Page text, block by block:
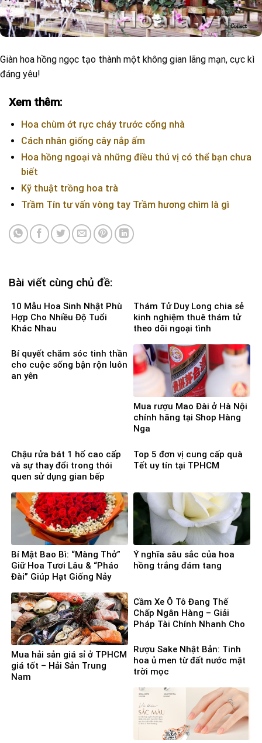
Giàn hoa hồng ngọc tạo thành một không gian lãng mạn, cực kì
đáng yêu!
Xem thêm:
Hoa chùm ớt rực cháy trước cổng nhà
Cách nhân giống cây nắp ấm
Hoa hồng ngoại và những điều thú vị có thể bạn chưa
biết
Kỹ thuật trồng hoa trà
Trầm Tín tư vấn vòng tay Trầm hương chìm là gì
Bài viết cùng chủ đề:
10 Mẫu Hoa Sinh Nhật Phù
Hợp Cho Nhiều Độ Tuổi
Khác Nhau
Thám Tử Duy Long chia sẻ
kinh nghiệm thuê thám tử
theo dõi ngoại tình
Bí quyết chăm sóc tinh thần
cho cuộc sống bận rộn luôn
an yên
Mua rượu Mao Đài ở Hà Nội
chính hãng tại Shop Hàng
Nga
Chậu rửa bát 1 hố cao cấp
và sự thay đổi trong thói
quen sử dụng gian bếp
Top 5 đơn vị cung cấp quà
Tết uy tín tại TPHCM
Bí Mật Bao Bì: “Màng Thở”
Giữ Hoa Tươi Lâu & “Pháo
Đài” Giúp Hạt Giống Nảy
Ý nghĩa sâu sắc của hoa
hồng trắng đám tang
Mua hải sản giá sỉ ở TPHCM
giá tốt – Hải Sản Trung
Nam
Cầm Xe Ô Tô Đang Thế
Chấp Ngân Hàng – Giải
Pháp Tài Chính Nhanh Cho
Rượu Sake Nhật Bản: Tinh
hoa ủ men từ đất nước mặt
trời mọc